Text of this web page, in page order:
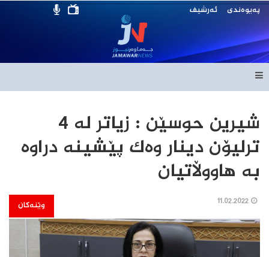
پەیوەندی ئەرشیف
شیرین حوسێن : زیاتر له‌ 4
ترلیۆن دینار وه‌ك پێشینه دراوه‌
به‌ هاووڵاتیان
وێنەکان